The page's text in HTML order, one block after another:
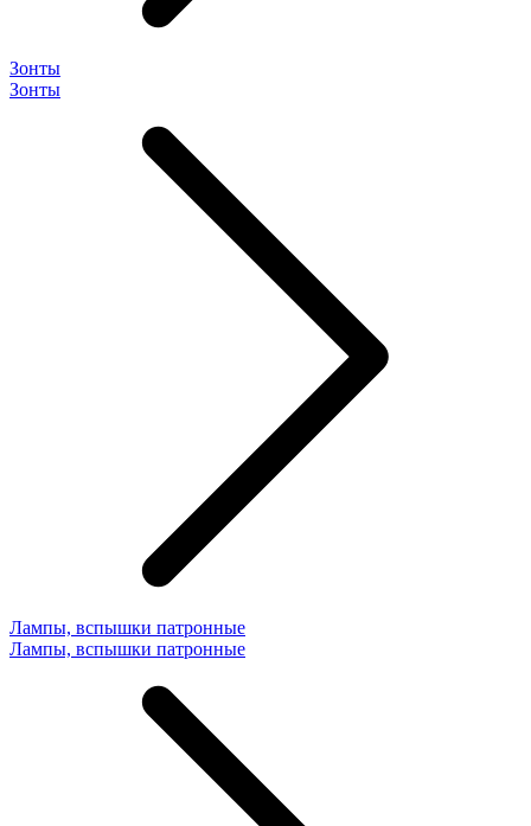
Зонты
Зонты
Лампы, вспышки патронные
Лампы, вспышки патронные